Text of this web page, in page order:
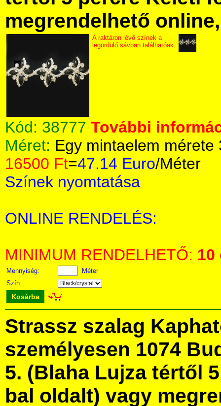
megrendelhető
A raktáron lévő színek a
legördülő sávban találhatóak.
Kód: 38777 További
Méret: Egy mintaelem mérete
16500 Ft=47.14 Euro/Méter
Színek nyomtatása
ONLINE RENDELÉS:
MINIMUM RENDELHETŐ: 10
Mennyiség:
Méter
Szín:
Kosárba
Strassz szalag
személyesen 1074
5. (Blaha Lujza tértől
bal oldalt) vagy